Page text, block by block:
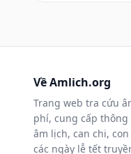
Về Amlich.org
Trang web tra cứu
phí, cung cấp
âm lịch, can chi,
các ngày lễ tết